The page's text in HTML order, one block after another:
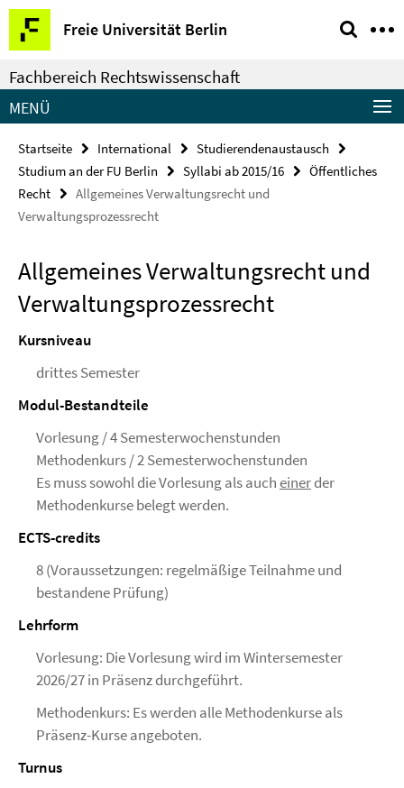
Springe
direkt
zu
Inhalt
Freie Universität Berlin
Service-
Navigation
Fachbereich Rechtswissenschaft
MENÜ
Startseite International
Studierendenaustausch
Studium an der FU Berlin
Syllabi ab 2015/16
Öffentliches
Recht
Allgemeines Verwaltungsrecht und
Verwaltungsprozessrecht
Allgemeines Verwaltungsrecht und
Verwaltungsprozessrecht
Kursniveau
drittes Semester
Modul-Bestandteile
Vorlesung / 4 Semesterwochenstunden
Methodenkurs / 2 Semesterwochenstunden
Es muss sowohl die Vorlesung als aucheinerder
Methodenkurse belegt werden.
ECTS-credits
8 (Voraussetzungen: regelmäßige Teilnahme und
bestandene Prüfung)
Lehrform
Vorlesung: Die Vorlesung wird im Wintersemester
2026/27 in Präsenz durchgeführt.
Methodenkurs: Es werden alle Methodenkurse als
Präsenz-Kurse angeboten.
Turnus